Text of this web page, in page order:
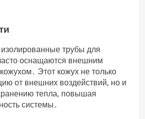
трубы для
оснащаются внешним
Этот кожух не только
от внешних воздействий, но и
тепла, повышая
системы․